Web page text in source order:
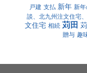
戸建 支払 新年 新
談、北九州注文住宅
文住宅 相続 苅田
贈与 趣